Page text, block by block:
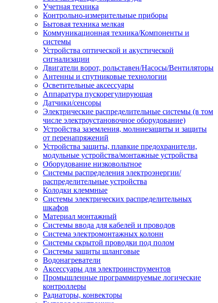
Учетная техника
Контрольно-измерительные приборы
Бытовая техника мелкая
Коммуникационная техника/Компоненты и
системы
Устройства оптической и акустической
сигнализации
Двигатели ворот, рольставен/Насосы/Вентиляторы
Антенны и спутниковые технологии
Осветительные аксессуары
Аппаратура пускорегулирующая
Датчики/сенсоры
Электрические распределительные системы (в том
числе электроустановочное оборудование)
Устройства заземления, молниезащиты и защиты
от перенапряжений
Устройства защиты, плавкие предохранители,
модульные устройства/монтажные устройства
Оборудование низковольтное
Системы распределения электроэнергии/
распределительные устройства
Колодки клеммные
Системы электрических распределительных
шкафов
Материал монтажный
Системы ввода для кабелей и проводов
Система электромонтажных колонн
Системы скрытой проводки под полом
Системы защиты шланговые
Водонагреватели
Аксессуары для электроинструментов
Промышленные программируемые логические
контроллеры
Радиаторы, конвекторы